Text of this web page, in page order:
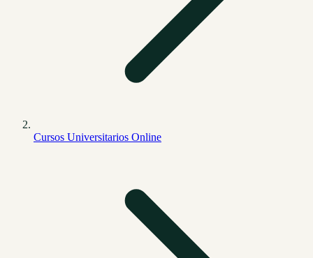
Cursos Universitarios Online